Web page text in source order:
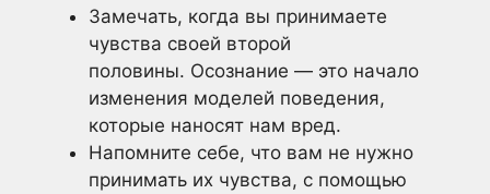
Замечать, когда вы принимаете
чувства своей второй
половины. Осознание — это начало
изменения моделей поведения,
которые наносят нам вред.
Напомните себе, что вам не нужно
принимать их чувства, с помощью